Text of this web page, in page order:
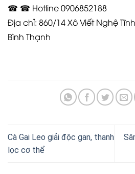
☎ ☎ Hotline 0906852188
Địa chỉ: 860/14 Xô Viết Nghệ
Bình Thạnh
Cà Gai Leo giải độc gan, thanh
lọc cơ thể